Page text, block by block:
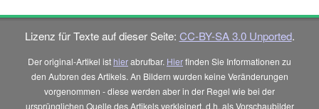
Lizenz für Texte auf dieser Seite: CC-BY-SA 3.0 Unported.
Der original-Artikel ist hierabrufbar. Hierfinden Sie Informationen zu
den Autoren des Artikels. An Bildern wurden keine Veränderungen
vorgenommen - diese werden aber in der Regel wie bei der
ursprünglichen Quelle des Artikels verkleinert, d.h. als Vorschaubilder